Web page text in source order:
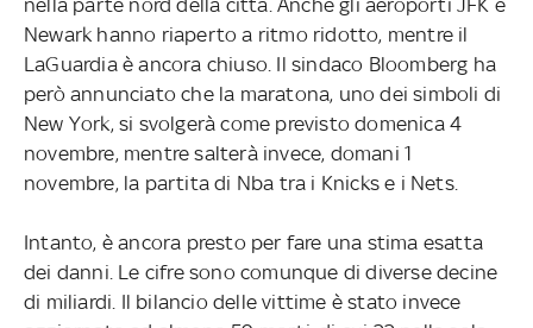
Newark hanno riaperto a ritmo ridotto, mentre il
LaGuardia è ancora chiuso. Il sindaco Bloomberg ha
però annunciato che la maratona, uno dei simboli di
New York, si svolgerà come previsto domenica 4
novembre, mentre salterà invece, domani 1
novembre, la partita di Nba tra i Knicks e i Nets.
Intanto, è ancora presto per fare una stima esatta
dei danni. Le cifre sono comunque di diverse decine
di miliardi. Il bilancio delle vittime è stato invece